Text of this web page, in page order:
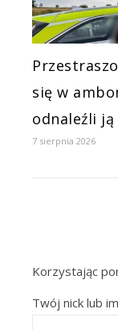
się w
odnaleźli ją
7 sierpnia 2026
Korzystając
Twój nick lub